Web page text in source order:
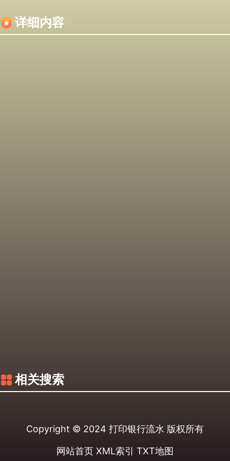
详细内容
相关搜索
Copyright © 2024 打印银行流水 版权所有
网站首页 XML索引 TXT地图